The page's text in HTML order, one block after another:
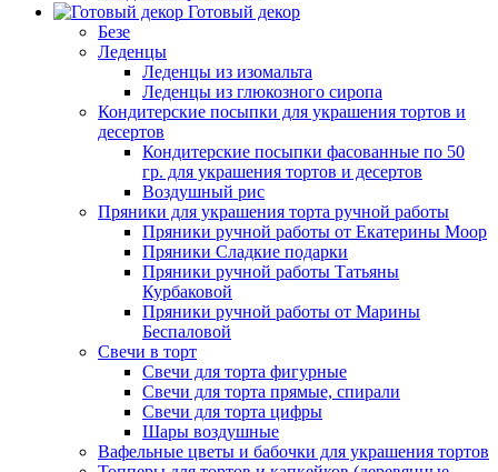
Готовый декор
Безе
Леденцы
Леденцы из изомальта
Леденцы из глюкозного сиропа
Кондитерские посыпки для украшения тортов и
десертов
Кондитерские посыпки фасованные по 50
гр. для украшения тортов и десертов
Воздушный рис
Пряники для украшения торта ручной работы
Пряники ручной работы от Екатерины Моор
Пряники Сладкие подарки
Пряники ручной работы Татьяны
Курбаковой
Пряники ручной работы от Марины
Беспаловой
Свечи в торт
Свечи для торта фигурные
Свечи для торта прямые, спирали
Свечи для торта цифры
Шары воздушные
Вафельные цветы и бабочки для украшения тортов